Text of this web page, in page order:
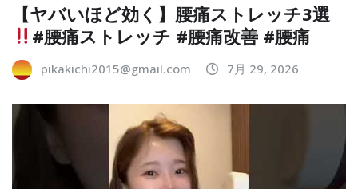
【ヤバいほど効く】腰痛ストレッチ3選
#腰痛ストレッチ #腰痛改善 #腰痛
pikakichi2015@gmail.com 7月 29, 2026